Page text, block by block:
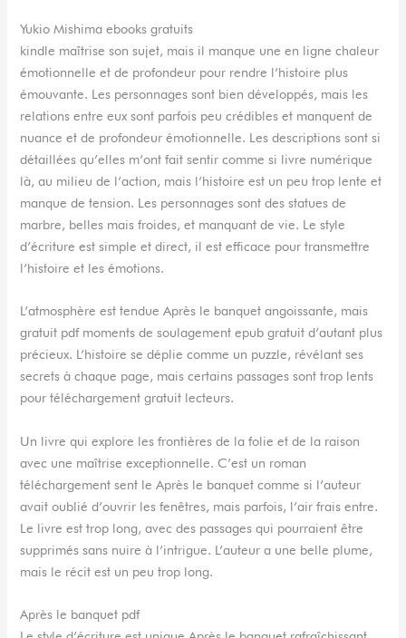
Yukio Mishima ebooks gratuits
kindle maîtrise son sujet, mais il manque une en ligne chaleur
émotionnelle et de profondeur pour rendre l’histoire plus
émouvante. Les personnages sont bien développés, mais les
relations entre eux sont parfois peu crédibles et manquent de
nuance et de profondeur émotionnelle. Les descriptions sont si
détaillées qu’elles m’ont fait sentir comme si livre numérique
là, au milieu de l’action, mais l’histoire est un peu trop lente et
manque de tension. Les personnages sont des statues de
marbre, belles mais froides, et manquant de vie. Le style
d’écriture est simple et direct, il est efficace pour transmettre
l’histoire et les émotions.
L’atmosphère est tendue Après le banquet angoissante, mais
gratuit pdf moments de soulagement epub gratuit d’autant plus
précieux. L’histoire se déplie comme un puzzle, révélant ses
secrets à chaque page, mais certains passages sont trop lents
pour téléchargement gratuit lecteurs.
Un livre qui explore les frontières de la folie et de la raison
avec une maîtrise exceptionnelle. C’est un roman
téléchargement sent le Après le banquet comme si l’auteur
avait oublié d’ouvrir les fenêtres, mais parfois, l’air frais entre.
Le livre est trop long, avec des passages qui pourraient être
supprimés sans nuire à l’intrigue. L’auteur a une belle plume,
mais le récit est un peu trop long.
Après le banquet pdf